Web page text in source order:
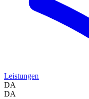
Leistungen
DA
DA